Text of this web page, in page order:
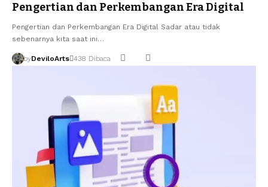
Pengertian dan Perkembangan Era Digital
Pengertian dan Perkembangan Era Digital Sadar atau tidak
sebenarnya kita saat ini…
byDeviloArts 438 Dibaca